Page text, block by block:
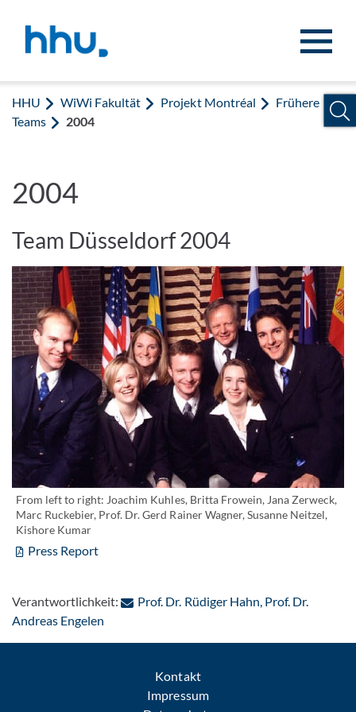
HHU WiWi Fakultät Projekt Montréal
Frühere
Teams
2004
2004
Team Düsseldorf 2004
From left to right: Joachim Kuhles, Britta Frowein, Jana Zerweck,
Marc Ruckebier, Prof. Dr. Gerd Rainer Wagner, Susanne Neitzel,
Kishore Kumar
Press Report
Verantwortlichkeit:
Prof. Dr. Rüdiger Hahn, Prof. Dr.
Andreas Engelen
Kontakt
Impressum